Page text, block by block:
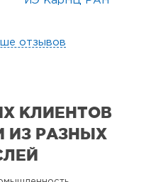
отзывов
КЛИЕНТОВ
ИЗ РАЗНЫХ